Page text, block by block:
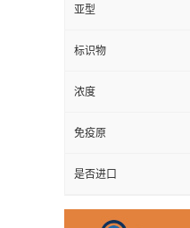
亚型
标识物
浓度
免疫原
是否进口